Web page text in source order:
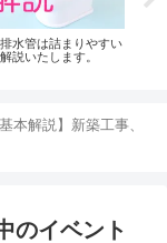
水管は詰まりやすい
説いたします。
基本解説】新築工事、
のイベント